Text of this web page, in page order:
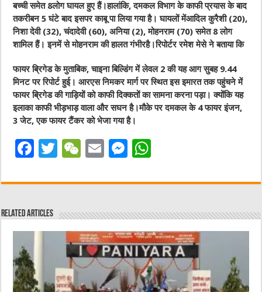
बच्ची समेत 8लोग घायल हुए हैं।हालांकि, दमकल विभाग के काफी प्रयास के बाद
तकरीबन 5 घंटे बाद इसपर काबू पा लिया गया है। घायलों मेंआदिल कुरैशी (20),
निशा देवी (32), चंदादेवी (60), अनिया (2), मोहनराम (70) समेत 8 लोग
शामिल हैं। इनमें से मोहनराम की हालत गंभीरहै।रिपोर्टर रमेश मेसे ने बताया कि
फायर ब्रिगेड के मुताबिक, चाइना बिल्डिंग में लेवल 2 की यह आग सुबह 9.44
मिनट पर रिपोर्ट हुई। आरएस निमकर मार्ग पर स्थित इस इमारत तक पहुंचने में
फायर ब्रिगेड की गाड़ियों को काफी दिक्कतों का सामना करना पड़ा। क्योंकि यह
इलाका काफी भीड़भाड़ वाला और सघन है।मौके पर दमकल के 4 फायर इंजन,
3 जेट, एक फायर टैंकर को भेजा गया है।
F
c
e
b
o
k
T
it
r
W
C
at
E
ai
M
ss
n
g
er
at
A
p
p
Related Articles